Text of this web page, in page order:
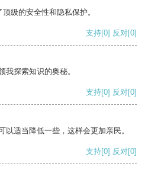
级的安全性和隐私保护。
支持[0] 反对[0]
我探索知识的奥秘。
支持[0] 反对[0]
以适当降低一些，这样会更加亲民。
支持[0] 反对[0]